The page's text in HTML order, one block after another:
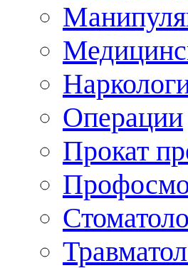
Операции
Прокат